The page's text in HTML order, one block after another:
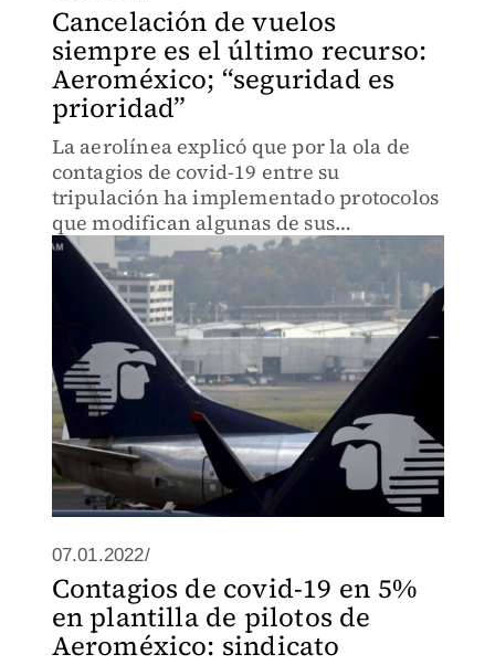
Cancelación de vuelos
siempre es el último recurso:
Aeroméxico; “seguridad es
prioridad”
La aerolínea explicó que por la ola de
contagios de covid-19 entre su
tripulación ha implementado protocolos
que modifican algunas de sus
operaciones.
07.01.2022/
Contagios de covid-19 en 5%
en plantilla de pilotos de
Aeroméxico: sindicato